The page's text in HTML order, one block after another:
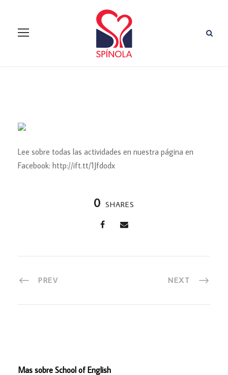
Lee sobre todas las actividades en nuestra página en
Facebook: http://ift.tt/1Jfdodx
0 SHARES
PREV NEXT
Mas sobre School of English